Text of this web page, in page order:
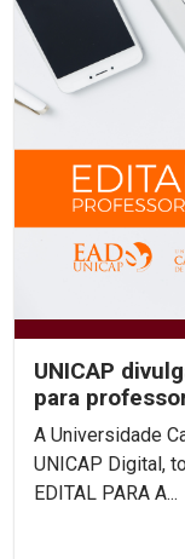
UNICAP
para
2022/01
A Universidade
UNICAP Digital,
EDITAL PARA A...